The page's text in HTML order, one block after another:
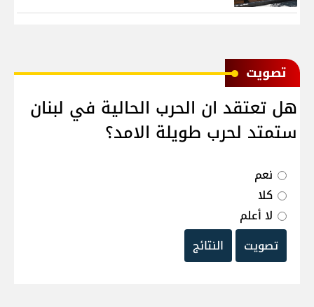
ﺗﺼﻮﻳﺖ
هل تعتقد ان الحرب الحالية في لبنان
ستمتد لحرب طويلة الامد؟
نعم
كلا
لا أعلم
تصويت
النتائج